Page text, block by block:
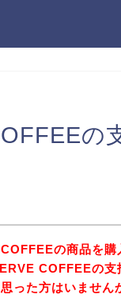
の
の商品を購
COFFEEの支
った方はいません